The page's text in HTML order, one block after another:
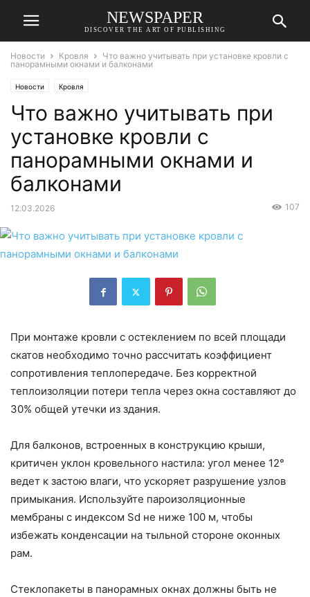
NEWSPAPER
DISCOVER THE ART OF PUBLISHING
Новости Кровля
Что важно учитывать при установке кровли с
панорамными окнами и балконами
Новости Кровля
Что важно учитывать при
установке кровли с
панорамными окнами и
балконами
12.03.2026 107
При монтаже кровли с остеклением по всей площади
скатов необходимо точно рассчитать коэффициент
сопротивления теплопередаче. Без корректной
теплоизоляции потери тепла через окна составляют до
30% общей утечки из здания.
Для балконов, встроенных в конструкцию крыши,
критичен уклон кровельного настила: угол менее 12°
ведет к застою влаги, что ускоряет разрушение узлов
примыкания. Используйте пароизоляционные
мембраны с индексом Sd не ниже 100 м, чтобы
избежать конденсации на тыльной стороне оконных
рам.
Стеклопакеты в панорамных окнах должны быть не